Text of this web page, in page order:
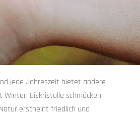
jede Jahreszeit bietet andere
Eiskristalle schmücken
erscheint friedlich und